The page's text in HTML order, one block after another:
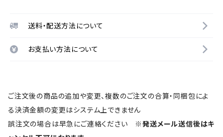
送料・配送方法について
お支払い方法について
ご注文後の商品の追加や変更、複数のご注文の合算・同梱包によ
る決済金額の変更はシステム上できません
誤注文の場合は早急にご連絡ください ※発送メール送信後はキ